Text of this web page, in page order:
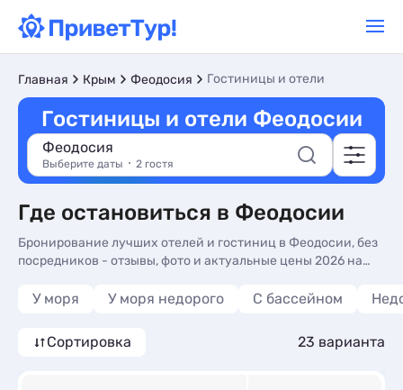
Главная Крым Феодосия Гостиницы и отели
Гостиницы и отели Феодосии
Феодосия
Выберите даты 2 гостя
Где остановиться в Феодосии
Бронирование лучших отелей и гостиниц в Феодосии, без
посредников - отзывы, фото и актуальные цены 2026 на
гостиницах - более 22 вариантов, от 1900 руб, номера с
У моря У моря недорого С бассейном
Сортировка 23 варианта